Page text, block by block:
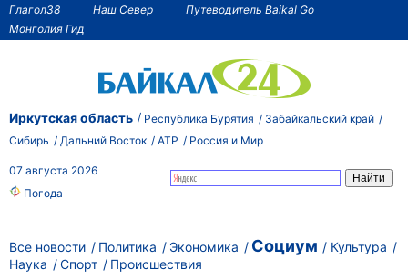
Глагол38 Наш Север
Путеводитель Baikal Go
Монголия Гид
Иркутская область Республика Бурятия
Забайкальский край
Сибирь
Дальний Восток АТР Россия и Мир
07 августа 2026
Погода
Все новости Политика Экономика Социум
Культура
Наука
Спорт Происшествия